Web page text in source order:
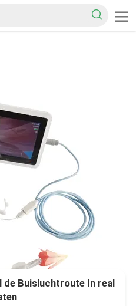
de Buisluchtroute In real